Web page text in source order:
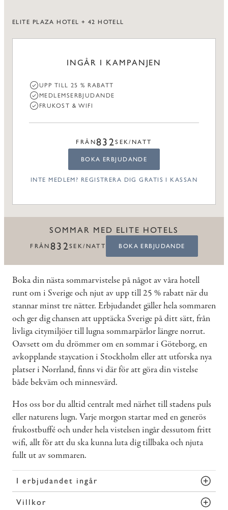
ELITE PLAZA HOTEL + 42 HOTELL
INGÅR I KAMPANJEN
UPP TILL 25 % RABATT
MEDLEMSERBJUDANDE
FRUKOST & WIFI
FRÅN832SEK/NATT
BOKA ERBJUDANDE
INTE MEDLEM? REGISTRERA DIG GRATIS I KASSAN
SOMMAR MED ELITE HOTELS
FRÅN 832SEK/NATT BOKA ERBJUDANDE
Boka din nästa sommarvistelse på något av våra hotell
runt om i Sverige och njut av upp till 25 % rabatt när du
stannar minst tre nätter. Erbjudandet gäller hela sommaren
och ger dig chansen att upptäcka Sverige på ditt sätt, från
livliga citymiljöer till lugna sommarpärlor längre norrut.
Oavsett om du drömmer om en sommar i Göteborg, en
avkopplande staycation i Stockholm eller att utforska nya
platser i Norrland, finns vi där för att göra din vistelse
både bekväm och minnesvärd.
Hos oss bor du alltid centralt med närhet till stadens puls
eller naturens lugn. Varje morgon startar med en generös
frukostbuffé och under hela vistelsen ingår dessutom fritt
wifi, allt för att du ska kunna luta dig tillbaka och njuta
fullt ut av sommaren.
I erbjudandet ingår
Villkor